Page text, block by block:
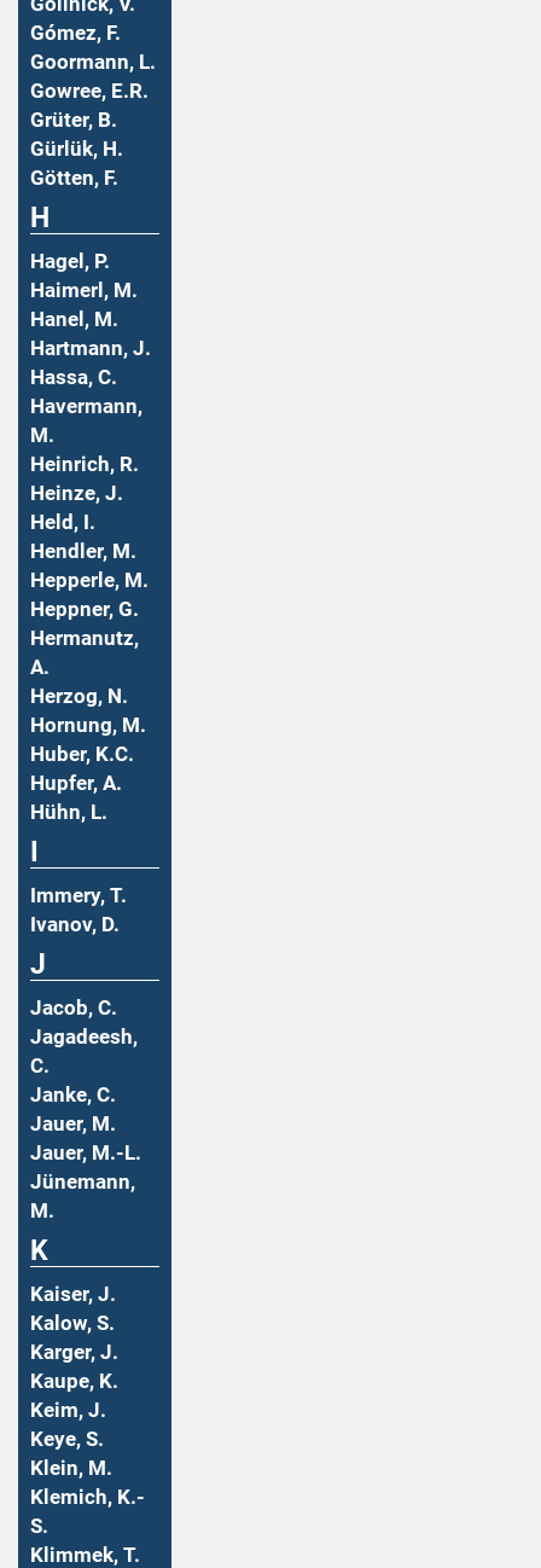
Gómez, F.
Goormann, L.
Gowree, E.R.
Grüter, B.
Gürlük, H.
Götten, F.
H
Hagel, P.
Haimerl, M.
Hanel, M.
Hartmann, J.
Hassa, C.
Havermann,
M.
Heinrich, R.
Heinze, J.
Held, I.
Hendler, M.
Hepperle, M.
Heppner, G.
Hermanutz,
A.
Herzog, N.
Hornung, M.
Huber, K.C.
Hupfer, A.
Hühn, L.
Immery, T.
Ivanov, D.
J
Jacob, C.
Jagadeesh,
C.
Janke, C.
Jauer, M.
Jauer, M.-L.
Jünemann,
M.
K
Kaiser, J.
Kalow, S.
Karger, J.
Kaupe, K.
Keim, J.
Keye, S.
Klein, M.
Klemich, K.-
S.
Klimmek, T.